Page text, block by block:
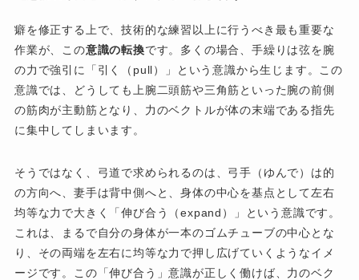
癖を修正する上で、技術的な練習以上に行うべき最も重要な
作業が、この意識の転換です。多くの場合、手繰りは弦を腕
の力で強引に「引く（pull）」という意識から生じます。この
意識では、どうしても上腕二頭筋や三角筋といった腕の前側
の筋肉が主動筋となり、力のベクトルが体の末端である指先
に集中してしまいます。
そうではなく、弓道で求められるのは、弓手（ゆんで）は的
の方向へ、妻手は背中側へと、身体の中心を基点として左右
均等な力で大きく「伸び合う（expand）」という意識です。
これは、まるで自分の身体が一本のゴムチューブの中心とな
り、その両端を左右に均等な力で押し広げていくようなイメ
ージです。この「伸び合う」意識が正しく働けば、力のベク